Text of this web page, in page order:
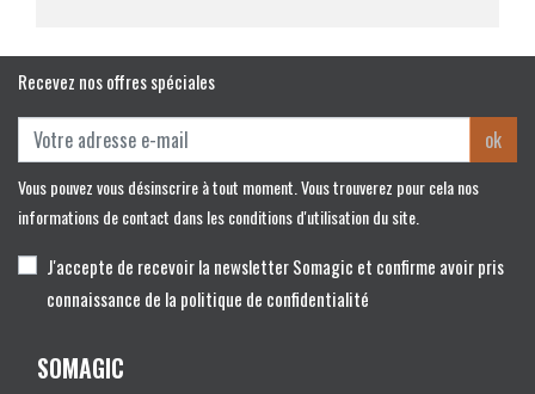
Recevez nos offres spéciales
ok
Vous pouvez vous désinscrire à tout moment. Vous trouverez pour cela nos
informations de contact dans les conditions d'utilisation du site.
J'accepte de recevoir la newsletter Somagic et confirme avoir pris
connaissance de la politique de confidentialité
SOMAGIC